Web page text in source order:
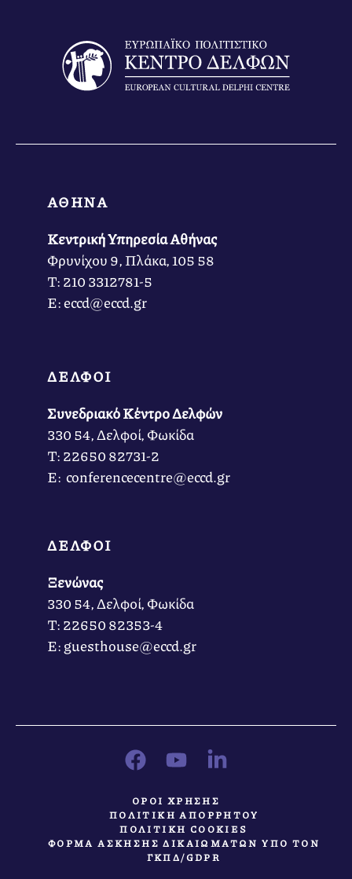
ΑΘΗΝΑ
Κεντρική Υπηρεσία Αθήνας
Φρυνίχου 9, Πλάκα, 105 58
Τ: 210 3312781-5
Ε: eccd@eccd.gr
ΔΕΛΦΟΙ
Συνεδριακό Κέντρο Δελφών
330 54, Δελφοί, Φωκίδα
Τ: 22650 82731-2
Ε: conferencecentre@eccd.gr
ΔΕΛΦΟΙ
Ξενώνας
330 54, Δελφοί, Φωκίδα
Τ: 22650 82353-4
Ε: guesthouse@eccd.gr
ΟΡΟΙ ΧΡΗΣΗΣ
ΠΟΛΙΤΙΚΗ ΑΠΟΡΡΗΤΟΥ
ΠΟΛΙΤΙΚΗ COOKIES
ΦΟΡΜΑ ΑΣΚΗΣΗΣ ΔΙΚΑΙΩΜΑΤΩΝ ΥΠΟ ΤΟΝ
ΓΚΠΔ/GDPR